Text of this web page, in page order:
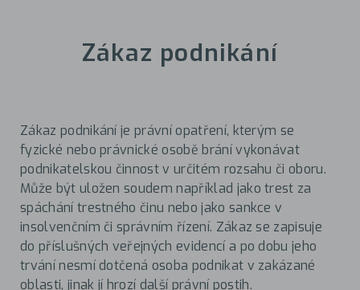
Zákaz podnikání
Zákaz podnikání je právní opatření, kterým se
fyzické nebo právnické osobě brání vykonávat
podnikatelskou činnost v určitém rozsahu či oboru.
Může být uložen soudem například jako trest za
spáchání trestného činu nebo jako sankce v
insolvenčním či správním řízení. Zákaz se zapisuje
do příslušných veřejných evidencí a po dobu jeho
trvání nesmí dotčená osoba podnikat v zakázané
oblasti, jinak jí hrozí další právní postih.